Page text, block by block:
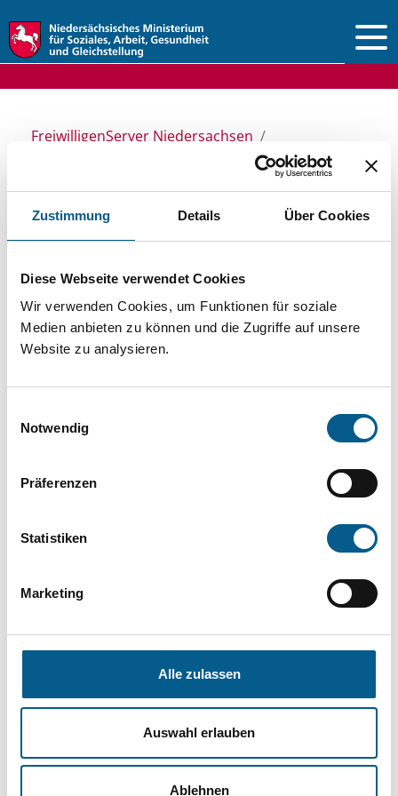
Zustimmung Details Über Cookies
Diese Webseite verwendet Cookies
Wir verwenden Cookies, um Funktionen für soziale
Medien anbieten zu können und die Zugriffe auf unsere
Website zu analysieren.
Notwendig
Präferenzen
Statistiken
Marketing
Alle zulassen
Auswahl erlauben
Ablehnen
FreiwilligenServer Niedersachsen
Ansprechpersonen & Einrichtungen
Stiftungsdatenbank
Stiftungsdatenbank
Recherchieren Sie in unserer
Stiftungsdatenbank nach Themen, Kategorien,
Suchbegriffen und Orten. Bei der Suche bitte
die Groß- und Kleinschreibung beachten.
Bitte Suchbegriff eingeben. Ergebnisse
Kategorien verfeinert werden.
Suchen
Aktive Filter:
Kategorie: Kunst & Kultur Alle Filter entfernen
Nichts gefunden für "".